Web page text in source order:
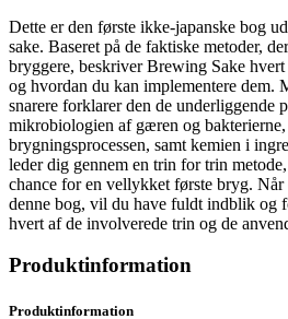
Dette er den første ikke-japanske bog
sake. Baseret på de faktiske metoder,
bryggere, beskriver Brewing Sake
og hvordan du kan implementere dem.
snarere forklarer den de underliggende
mikrobiologien af ​​gæren og
brygningsprocessen, samt kemien i
leder dig gennem en trin for trin
chance for en vellykket første bryg.
denne bog, vil du have fuldt indblik og
hvert af de involverede trin og de
Produktinformation
Produktinformation